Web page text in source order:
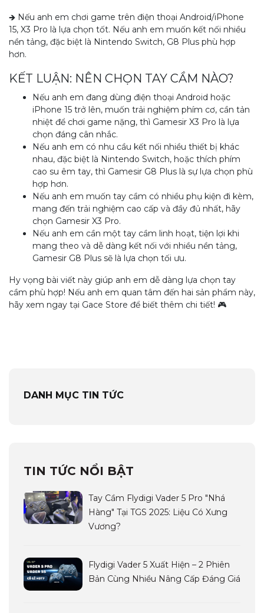
🡺 Nếu anh em chơi game trên điện thoại Android/iPhone
15, X3 Pro là lựa chọn tốt. Nếu anh em muốn kết nối nhiều
nền tảng, đặc biệt là Nintendo Switch, G8 Plus phù hợp
hơn.
KẾT LUẬN: NÊN CHỌN TAY CẦM NÀO?
Nếu anh em đang dùng điện thoại Android hoặc
iPhone 15 trở lên, muốn trải nghiệm phím cơ, cần tản
nhiệt để chơi game nặng, thì Gamesir X3 Pro là lựa
chọn đáng cân nhắc.
Nếu anh em có nhu cầu kết nối nhiều thiết bị khác
nhau, đặc biệt là Nintendo Switch, hoặc thích phím
cao su êm tay, thì Gamesir G8 Plus là sự lựa chọn phù
hợp hơn.
Nếu anh em muốn tay cầm có nhiều phụ kiện đi kèm,
mang đến trải nghiệm cao cấp và đầy đủ nhất, hãy
chọn Gamesir X3 Pro.
Nếu anh em cần một tay cầm linh hoạt, tiện lợi khi
mang theo và dễ dàng kết nối với nhiều nền tảng,
Gamesir G8 Plus sẽ là lựa chọn tối ưu.
Hy vọng bài viết này giúp anh em dễ dàng lựa chọn tay
cầm phù hợp! Nếu anh em quan tâm đến hai sản phẩm này,
hãy xem ngay tại Gace Store để biết thêm chi tiết! 🎮
DANH MỤC TIN TỨC
TIN TỨC NỔI BẬT
Tay Cầm Flydigi Vader 5 Pro "Nhá
Hàng" Tại TGS 2025: Liệu Có Xưng
Vương?
Flydigi Vader 5 Xuất Hiện – 2 Phiên
Bản Cùng Nhiều Nâng Cấp Đáng Giá